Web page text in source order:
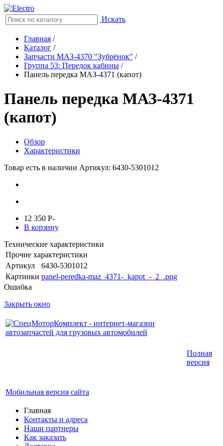
Искать
Главная /
Каталог /
Запчасти МАЗ-4370 "Зубрёнок" /
Группа 53: Передок кабины /
Панель передка МАЗ-4371 (капот)
Панель передка МАЗ-4371
(капот)
Обзор
Характеристики
Товар есть в наличии Артикул: 6430-5301012
12 350 P-
В корзину
Технические характеристики
Прочие характеристики
Артикул
6430-5301012
Картинки panel-peredka-maz_4371-_kapot_-_2_.png
Ошибка
Закрыть окно
Мобильная версия сайта
Полная
версия
Главная
Контакты и адреса
Наши партнеры
Как заказать